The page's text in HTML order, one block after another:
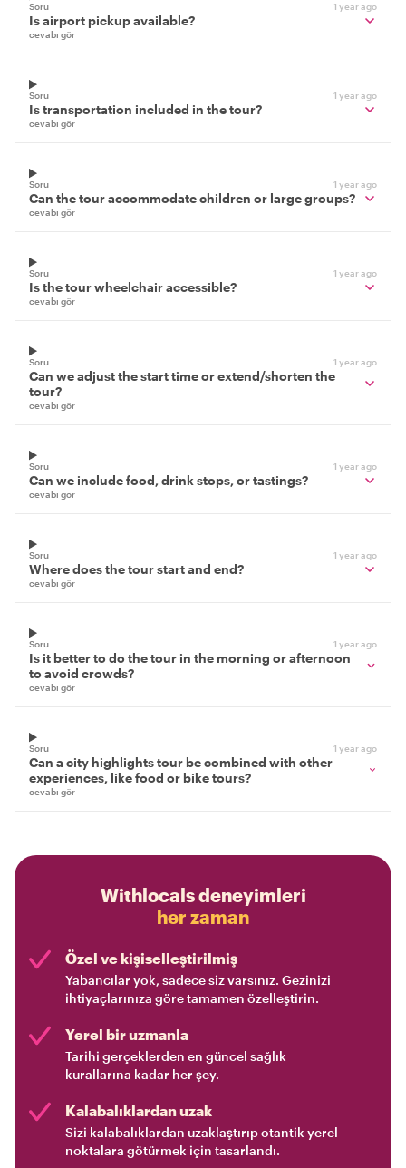
Soru 1 year ago
Is airport pickup available?
cevabı gör
Soru 1 year ago
Is transportation included in the tour?
cevabı gör
Soru 1 year ago
Can the tour accommodate children or large groups?
cevabı gör
Soru 1 year ago
Is the tour wheelchair accessible?
cevabı gör
Soru 1 year ago
Can we adjust the start time or extend/shorten the
tour?
cevabı gör
Soru 1 year ago
Can we include food, drink stops, or tastings?
cevabı gör
Soru 1 year ago
Where does the tour start and end?
cevabı gör
Soru 1 year ago
Is it better to do the tour in the morning or afternoon
to avoid crowds?
cevabı gör
Soru 1 year ago
Can a city highlights tour be combined with other
experiences, like food or bike tours?
cevabı gör
Withlocals deneyimleri
her zaman
Özel ve kişiselleştirilmiş
Yabancılar yok, sadece siz varsınız. Gezinizi
ihtiyaçlarınıza göre tamamen özelleştirin.
Yerel bir uzmanla
Tarihi gerçeklerden en güncel sağlık
kurallarına kadar her şey.
Kalabalıklardan uzak
Sizi kalabalıklardan uzaklaştırıp otantik yerel
noktalara götürmek için tasarlandı.